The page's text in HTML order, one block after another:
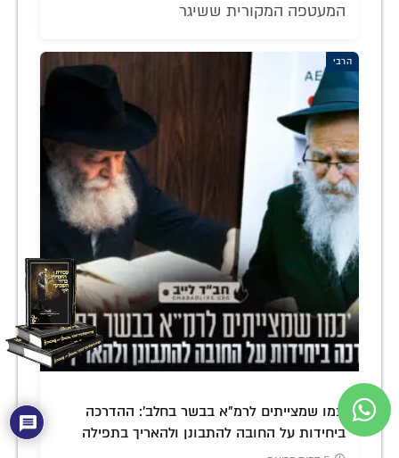
המעטפה המקורית ששיגר
הרבי
'כמו שמצייתים לרמ"א בבשר בחלב': ההדרכה
ביחידות על החובה להתבונן ולהאריך בתפילה